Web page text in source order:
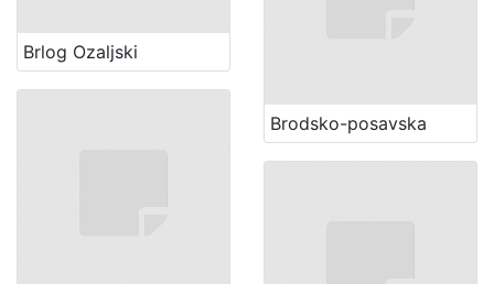
Brlog Ozaljski
Brodsko-posavska